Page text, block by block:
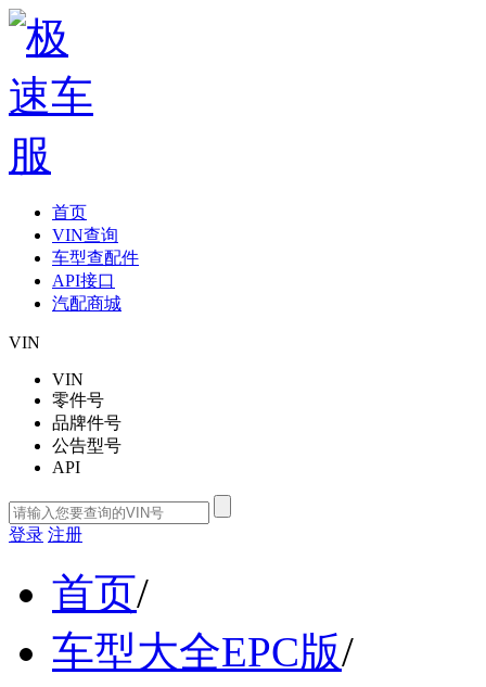
首页
VIN查询
车型查配件
API接口
汽配商城
VIN
VIN
零件号
品牌件号
公告型号
API
登录 注册
首页/
车型大全EPC版/